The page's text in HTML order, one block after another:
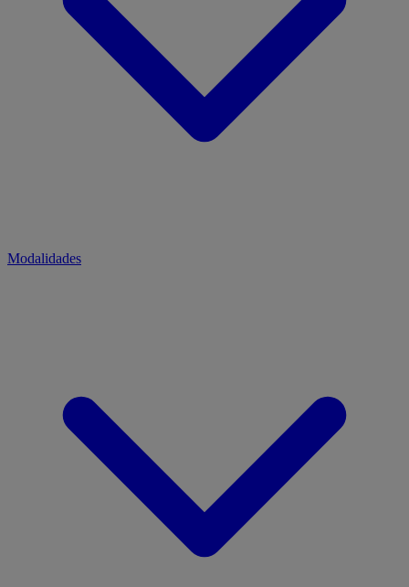
Modalidades